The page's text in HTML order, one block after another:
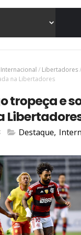
Internacional / Libertadores/
na Libertadores
tropeça e
Destaque,